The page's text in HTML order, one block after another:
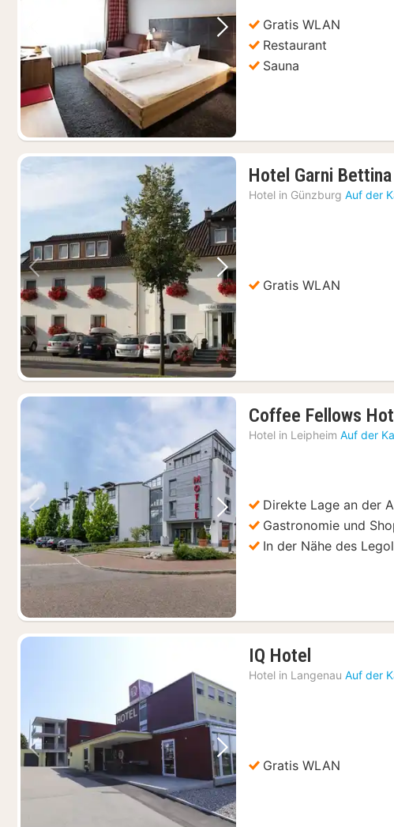
Vorheriges Bild Nächstes Bild
Gratis WLAN
Restaurant
Sauna
Vorheriges Bild Nächstes Bild
Hotel Garni Bettina
Hotel in Günzburg Auf der
Gratis WLAN
Vorheriges Bild Nächstes Bild
Coffee Fellows
Hotel in Leipheim Auf der
Direkte Lage an der
Gastronomie und
In der Nähe des
Vorheriges Bild Nächstes Bild
IQ Hotel
Nacht
Hotel in Langenau Auf der
Gratis WLAN